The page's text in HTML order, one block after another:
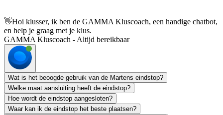
👋Hoi klusser, ik ben de GAMMA Kluscoach, een handige chatbot,
en help je graag met je klus.
GAMMA Kluscoach - Altijd bereikbaar
Wat is het beoogde gebruik van de Martens eindstop?
Welke maat aansluiting heeft de eindstop?
Hoe wordt de eindstop aangesloten?
Waar kan ik de eindstop het beste plaatsen?